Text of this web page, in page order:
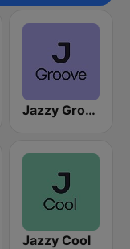
Jazzy Groove
Jazzy Cool